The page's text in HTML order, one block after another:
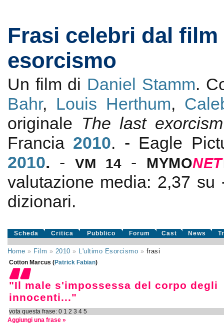
Frasi celebri dal
esorcismo
Un film di Daniel Stamm.
Bahr, Louis Herthum,
originale The last exorcism
Francia 2010. - Eagle
2010. -VM 14- MYMONET
valutazione media: 2,37 su
dizionari.
Scheda Critica Pubblico Forum Cast News
Home » Film » 2010 » L'ultimo Esorcismo » frasi
Cotton Marcus (Patrick Fabian)
"Il male s'impossessa del corpo degli
innocenti..."
vota questa frase: 0 1 2 3 4 5
Aggiungi una frase »